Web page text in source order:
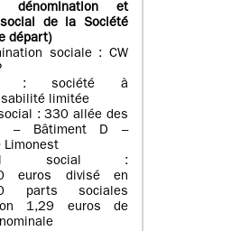
dénomination et
de la Société
départ)
sociale : CW
: société à
limitée
: 330 allée des
– Bâtiment D –
social :
euros divisé en
parts sociales
1,29 euros de